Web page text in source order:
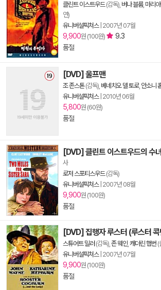
클린트 이스트우드(감독), 버나 블룸, 마리
연)
유니버설픽쳐스| 2007년 07월
9,900원 (100원)
9.3
품절
[DVD] 울프맨
조 존스톤(감독), 베네치오 델 토로, 안소니
유니버설픽쳐스| 2010년 06월
5,800원 (60원)
품절
[DVD] 클린트 이스트우드의 수
사
로저 스포티스우드(감독)
유니버설픽쳐스| 2007년 08월
9,900원 (100원)
품절
[DVD] 집행자 루스터 (루스터
스튜어트 밀러 (감독), 존 웨인 캐더린 햅번 (
유니버설픽쳐스| 2007년 07월
9,900원 (100원)
품절